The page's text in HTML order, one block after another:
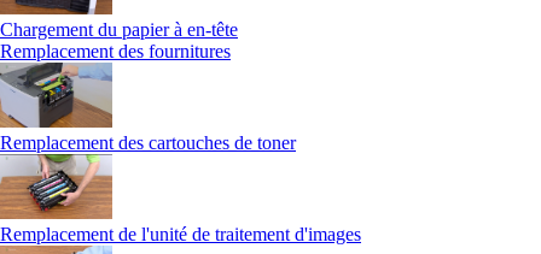
Chargement du papier à en-tête
Remplacement des fournitures
Remplacement des cartouches de toner
Remplacement de l'unité de traitement d'images